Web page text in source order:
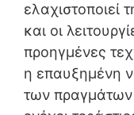
ελαχιστοποιεί
και οι
προηγμένες
η επαυξημένη
των